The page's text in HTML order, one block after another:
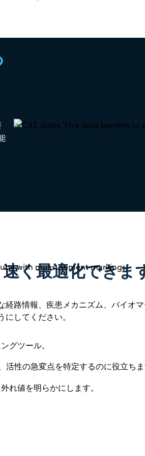
く最適化できま
路情報、疾患メカニズム、バイオ
してください。
グツール。
性の急変点を特定するのに役立ちま
れ値を明らかにします。